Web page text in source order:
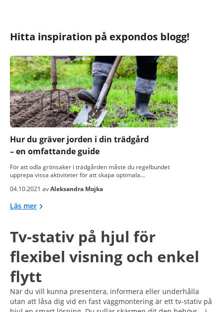
Hitta inspiration på expondos blogg!
Hur du gräver jorden i din trädgård
– en omfattande guide
För att odla grönsaker i trädgården måste du regelbundet
upprepa vissa aktiviteter för att skapa optimala…
04.10.2021 avAleksandra Mojka
Läs mer
Tv-stativ på hjul för
flexibel visning och enkel
flytt
När du vill kunna presentera, informera eller underhålla
utan att låsa dig vid en fast väggmontering är ett tv-stativ på